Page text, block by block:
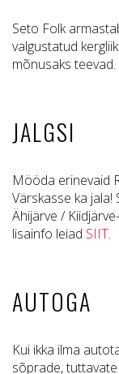
Seto Folk
valgustatud
mõnusaks teevad.
JALGSI
Mööda erinevaid
Värskasse ka jala!
Ähijärve /
lisainfo leiad SIIT.
AUTOGA
Kui ikka ilma
sõprade,